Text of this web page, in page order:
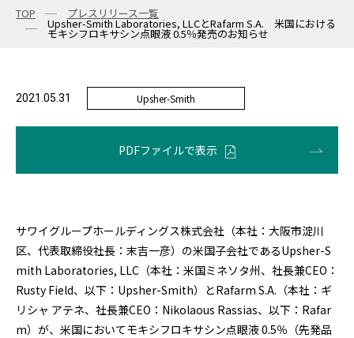
TOP プレスリリース一覧
Upsher-Smith Laboratories, LLCとRafarm S.A. 米国における
モキシフロキサシン点眼液 0.5％発売のお知らせ
2021.05.31 Upsher-Smith
PDFファイルで表示
サワイグループホールディングス株式会社（本社：大阪市淀川
区、代表取締役社長：末吉一彦）の米国子会社であるUpsher-S
mith Laboratories, LLC（本社：米国ミネソタ州、社長兼CEO：
Rusty Field、以下：Upsher-Smith）とRafarm S.A.（本社：ギ
リシャ アテネ、社長兼CEO：Nikolaous Rassias、以下：Rafar
m）が、米国においてモキシフロキサシン点眼液 0.5％（先発品